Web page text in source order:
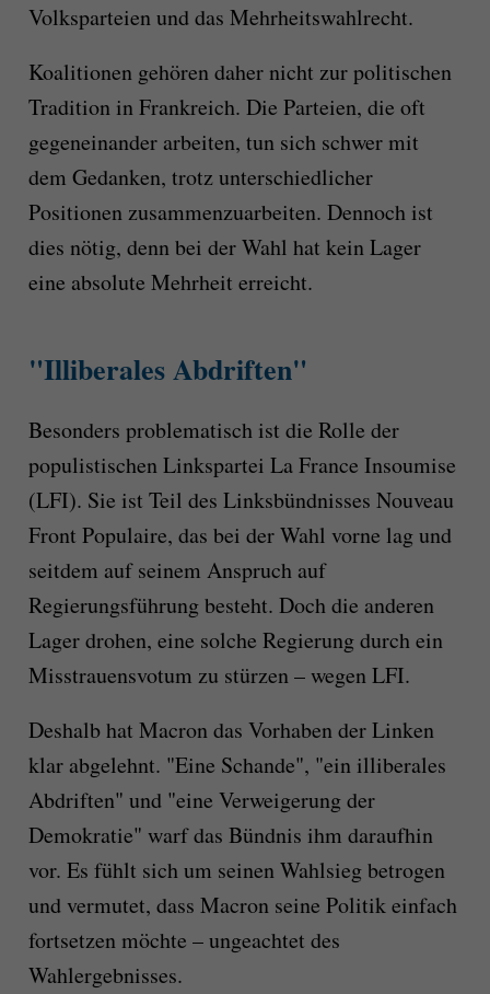
Volksparteien und das Mehrheitswahlrecht.
Koalitionen gehören daher nicht zur politischen
Tradition in Frankreich. Die Parteien, die oft
gegeneinander arbeiten, tun sich schwer mit
dem Gedanken, trotz unterschiedlicher
Positionen zusammenzuarbeiten. Dennoch ist
dies nötig, denn bei der Wahl hat kein Lager
eine absolute Mehrheit erreicht.
"Illiberales Abdriften"
Besonders problematisch ist die Rolle der
populistischen Linkspartei La France Insoumise
(LFI). Sie ist Teil des Linksbündnisses Nouveau
Front Populaire, das bei der Wahl vorne lag und
seitdem auf seinem Anspruch auf
Regierungsführung besteht. Doch die anderen
Lager drohen, eine solche Regierung durch ein
Misstrauensvotum zu stürzen – wegen LFI.
Deshalb hat Macron das Vorhaben der Linken
klar abgelehnt. "Eine Schande", "ein illiberales
Abdriften" und "eine Verweigerung der
Demokratie" warf das Bündnis ihm daraufhin
vor. Es fühlt sich um seinen Wahlsieg betrogen
und vermutet, dass Macron seine Politik einfach
fortsetzen möchte – ungeachtet des
Wahlergebnisses.